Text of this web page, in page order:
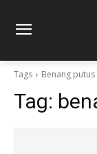
Tags Benang putus
Tag: